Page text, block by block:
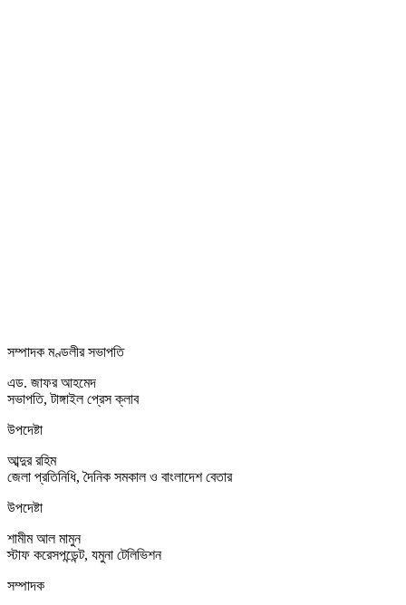
সম্পাদক মণ্ডলীর সভাপতি
এড. জাফর আহমেদ
সভাপতি, টাঙ্গাইল প্রেস ক্লাব
উপদেষ্টা
আব্দুর রহিম
জেলা প্রতিনিধি, দৈনিক সমকাল ও বাংলাদেশ বেতার
উপদেষ্টা
শামীম আল মামুন
স্টাফ করেসপন্ডেন্ট, যমুনা টেলিভিশন
সম্পাদক